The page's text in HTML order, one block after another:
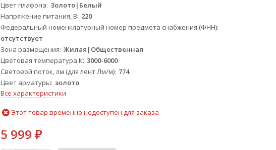
Цвет плафона Золото|Белый
Напряжение питания, В 220
Федеральный номенклатурный номер предмета снабжения (ФНН)
отсутствует
Зона размещения Жилая|Общественная
Цветовая температура К 3000-6000
Световой поток, лм (для лент Лм/м) 774
Цвет арматуры золото
Все характеристики
Этот товар временно недоступен для заказа
5 999 ₽